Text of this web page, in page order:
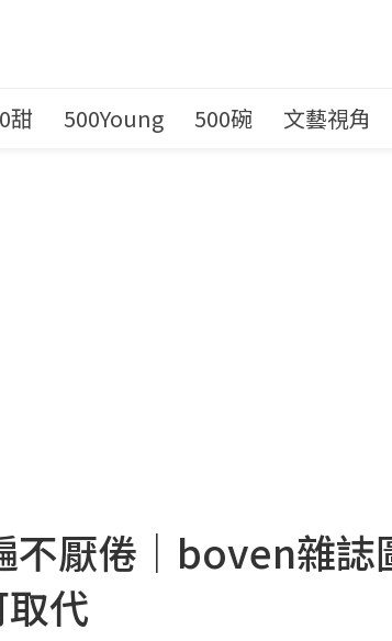
甜 500Young 500碗 文藝視角
不厭倦｜boven雜誌
代